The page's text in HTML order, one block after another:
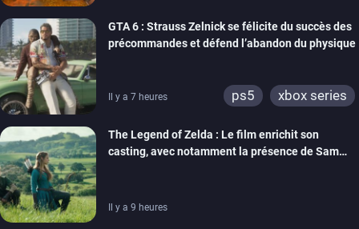
GTA 6 : Strauss Zelnick se félicite du succès des
précommandes et défend l’abandon du physique
Il y a 7 heures ps5 xbox series
The Legend of Zelda : Le film enrichit son
casting, avec notamment la présence de Sam
Il y a 9 heures